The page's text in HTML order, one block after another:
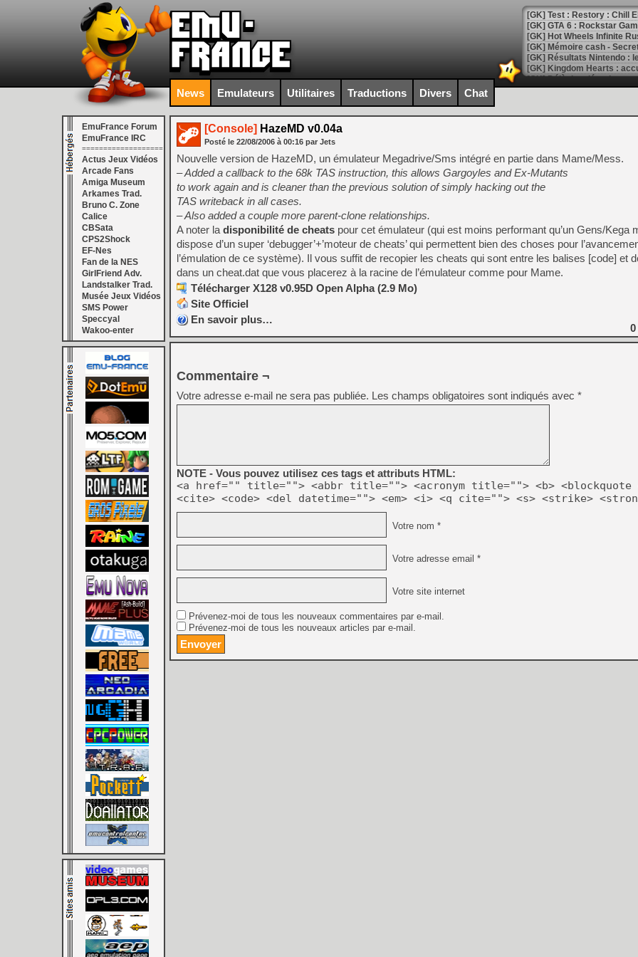
[GK] Test : Restory : Chill
[GK] GTA 6 : Rockstar
[GK] Hot Wheels Infinite
[GK] Mémoire cash -
[GK] Résultats Nintendo :
[GK] Déjà des
[Mo5] Brickboy cherche à
[GK] Minecraft et ses «
[GK] Beast of
[GK] Ubisoft : fin de partie
[GK] Mémoire cash -
[GK] Dan Houser (GTA)
[GK] Comment EA Sports
[GK] Crimson Moon : un
[GK] Isle of Reveries : le
[GK] Moonlighter 2 : The
[GK] Capcom relance
[Mo5] Deux inédits du
[GK] Le beat'em up The
[GK] Endless Legend 2 :
[LS] [PS5] Le WebKit
[GK] Oubliez Crazy Taxi,
[LS] [Switch] NSZ 5.0.0
[GK] No More Room in
[GK] Un chatbot Atelier
[GK] Mémoire cash -
[GK] Nvidia : le prix des
[GK] Suikoden Star Leap :
[Mo5] La mini borne
[GK] Atari renoue avec
[GK] Pourquoi Marvel
News Emulateurs Utilitaires Traductions Divers Chat
EmuFrance Forum
EmuFrance IRC
===================
Actus Jeux Vidéos
Arcade Fans
Amiga Museum
Arkames Trad.
Bruno C. Zone
Calice
CBSata
CPS2Shock
EF-Nes
Fan de la NES
GirlFriend Adv.
Landstalker Trad.
Musée Jeux Vidéos
SMS Power
Speccyal
Wakoo-enter
[Console] HazeMD v0.04a
Posté le 22/08/2006 à 00:16 par Jets
Nouvelle version de HazeMD, un émulateur Megadrive/Sms intégré en partie dans Mame/Mess.
– Added a callback to the 68k TAS instruction, this allows Gargoyles and Ex-Mutants
to work again and is cleaner than the previous solution of simply hacking out the
TAS writeback in all cases.
– Also added a couple more parent-clone relationships.
A noter la disponibilité de cheats pour cet émulateur (qui est moins performant qu’un Gens/Kega
dispose d’un super ‘debugger’+’moteur de cheats’ qui permettent bien des choses pour
l’émulation de ce système). Il vous suffit de recopier les cheats qui sont entre les balises [code] et
dans un cheat.dat que vous placerez à la racine de l’émulateur comme pour Mame.
Télécharger X128 v0.95D Open Alpha (2.9 Mo)
Site Officiel
En savoir plus…
0
Commentaire ¬
Votre adresse e-mail ne sera pas publiée. Les champs obligatoires sont indiqués avec *
NOTE - Vous pouvez utilisez ces tags et attributs HTML:
<a href="" title=""> <abbr title=""> <acronym title=""> <b> <blockquote
<cite> <code> <del datetime=""> <em> <i> <q cite=""> <s> <strike>
Votre nom *
Votre adresse email *
Votre site internet
Prévenez-moi de tous les nouveaux commentaires par e-mail.
Prévenez-moi de tous les nouveaux articles par e-mail.